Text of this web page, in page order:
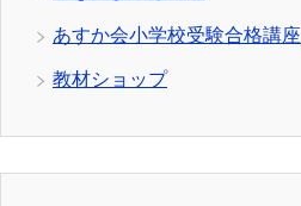
あすか会小学校受験合格講座
教材ショップ